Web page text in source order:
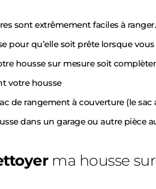
sont extrêmement faciles à ranger.
pour qu’elle soit prête lorsque
housse sur mesure soit
votre housse
de rangement à couverture (le
dans un garage ou autre pièce
ma housse